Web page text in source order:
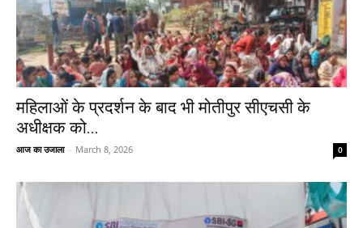
महिलाओं के प्रदर्शन के बाद भी मोतीपुर सीएचसी के
अधीक्षक को...
आज का उजाला - March 8, 2026 0